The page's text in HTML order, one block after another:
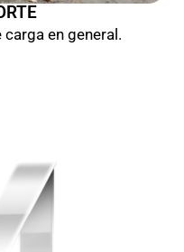
en general.